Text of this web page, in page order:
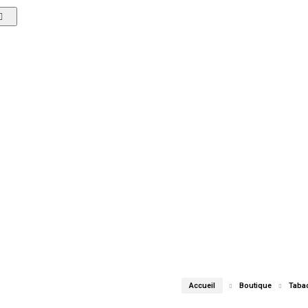
Accueil Boutique